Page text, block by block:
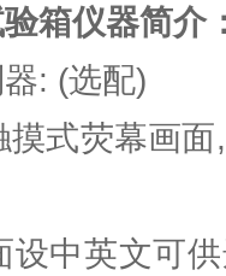
箱仪器简介
: (选配)
摸式荧幕画
设中英文可